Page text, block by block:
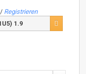
/ Registrieren
1.9